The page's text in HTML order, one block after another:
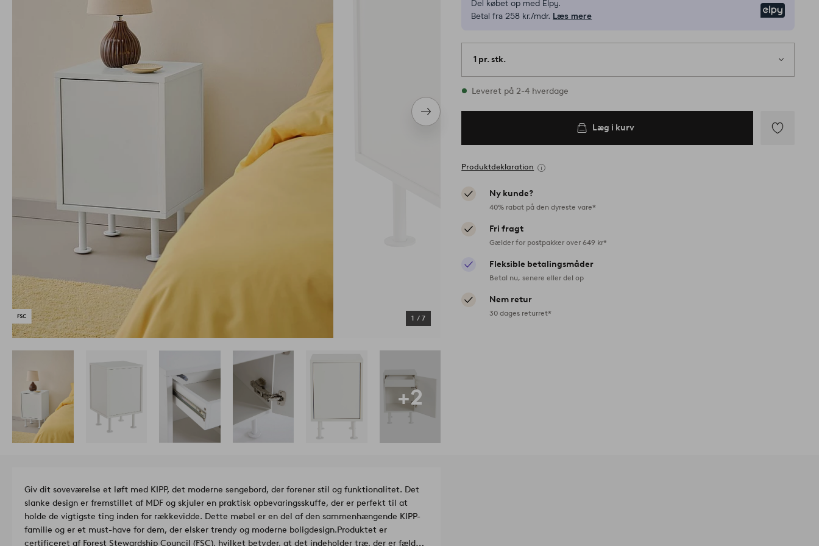
Næste
produkt
1 / 7
Del købet op med Elpy.
Betal fra 258 kr./mdr. Læs mere
1 pr. stk.
På lager
Leveret på 2-4 hverdage
Læg i kurv
Produktdeklaration
Ny kunde?
40% rabat på den dyreste vare*
Fri fragt
Gælder for postpakker over 649 kr*
Fleksible betalingsmåder
Betal nu, senere eller del op
Nem retur
30 dages returret*
+2
Giv dit soveværelse et løft med KIPP, det moderne sengebord, der forener stil og funktionalitet. Det
slanke design er fremstillet af MDF og skjuler en praktisk opbevaringsskuffe, der er perfekt til at
holde de vigtigste ting inden for rækkevidde. Dette møbel er en del af den sammenhængende KIPP-
familie og er et must-have for dem, der elsker trendy og moderne boligdesign.Produktet er
certificeret af Forest Stewardship Council (FSC), hvilket betyder, at det indeholder træ, der er fældet